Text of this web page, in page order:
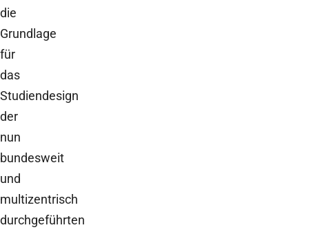
die
Grundlage
für
das
Studiendesign
der
nun
bundesweit
und
multizentrisch
durchgeführten